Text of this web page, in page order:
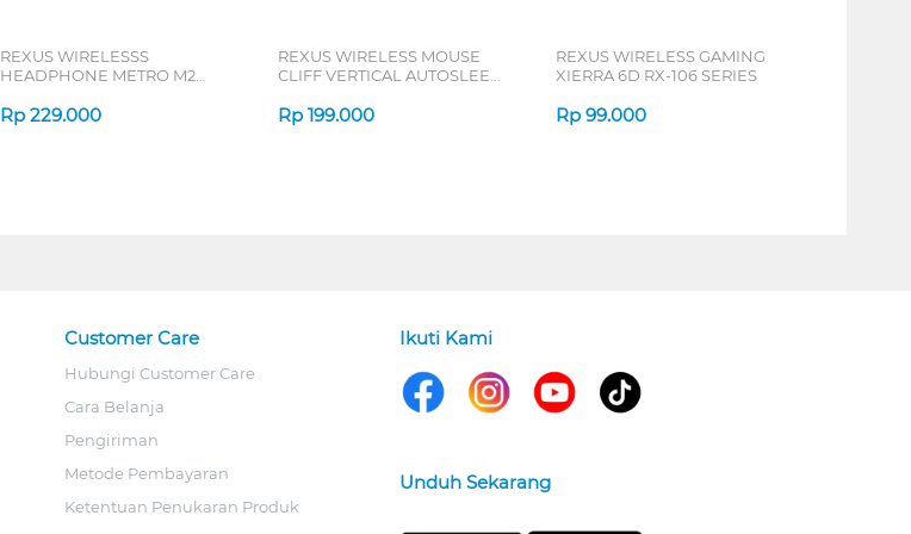
REXUS WIRELESSS
HEADPHONE METRO M2
Rp 229.000
REXUS WIRELESS MOUSE
CLIFF VERTICAL AUTOSLEEP
Rp 199.000
REXUS WIRELESS GAMING
XIERRA 6D RX-106 SERIES
Rp 99.000
Customer Care
Hubungi Customer Care
Cara Belanja
Pengiriman
Metode Pembayaran
Ketentuan Penukaran Produk
Ikuti Kami
Unduh Sekarang